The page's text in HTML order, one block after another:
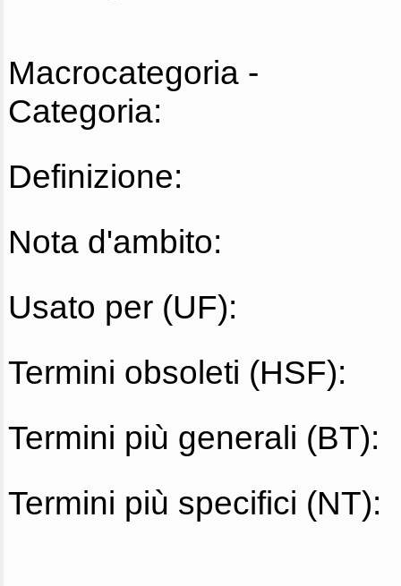
Macrocategoria -
Categoria:
Definizione:
Nota d'ambito:
Usato per (UF):
Termini obsoleti (HSF):
Termini più generali (BT):
Termini più specifici (NT):